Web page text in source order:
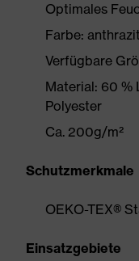
Optimales
Farbe:
Verfügbare
Material: 60 %
Polyester
Ca. 200g/m²
Schutzmerkmale
OEKO-TEX®
Einsatzgebiete